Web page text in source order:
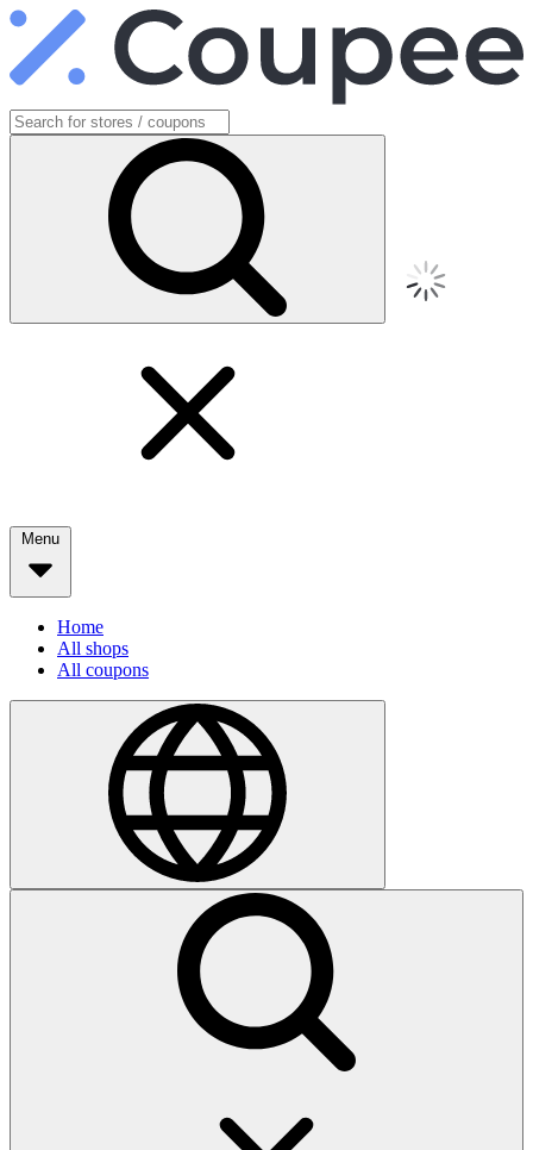
Menu
Home
All shops
All coupons